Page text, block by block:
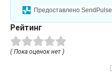
Предоставлено SendPulse
Рейтинг
( Пока оценок нет )